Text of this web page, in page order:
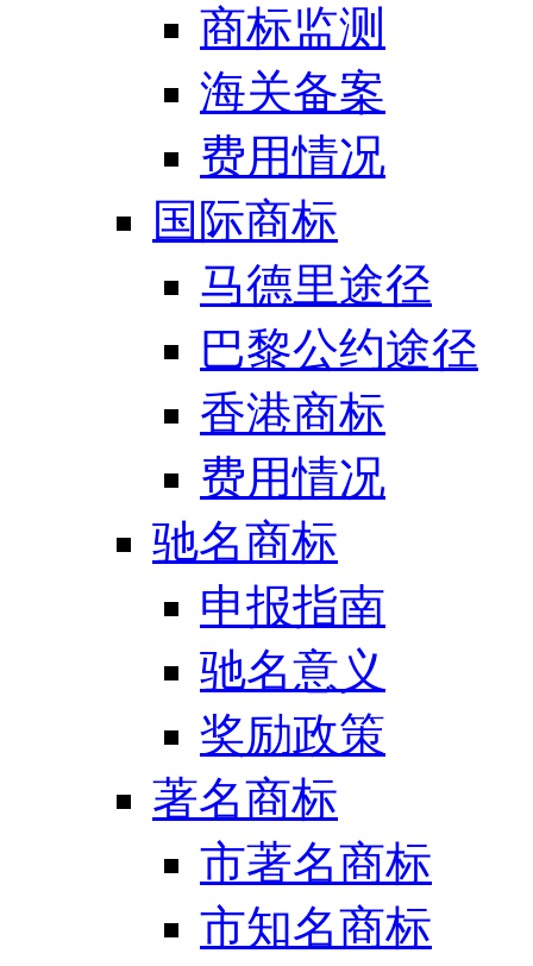
商标监测
海关备案
费用情况
国际商标
马德里途径
巴黎公约途径
香港商标
费用情况
驰名商标
申报指南
驰名意义
奖励政策
著名商标
市著名商标
市知名商标